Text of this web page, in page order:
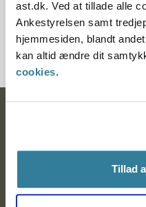
ast.dk. Ved at tillade alle
Ankestyrelsen samt
hjemmesiden, blandt
kan altid ændre dit
cookies.
Tillad
Journalnummer
20521-91
9000 Aalborg